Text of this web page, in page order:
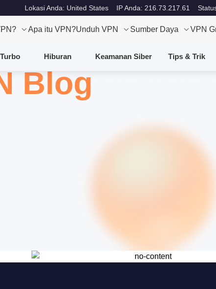
Lokasi Anda: United States IP Anda: 216.73.217.61
Apa itu VPN?Unduh VPN Sumber Daya VPN
Hiburan Keamanan Siber Tips & Trik
Blog